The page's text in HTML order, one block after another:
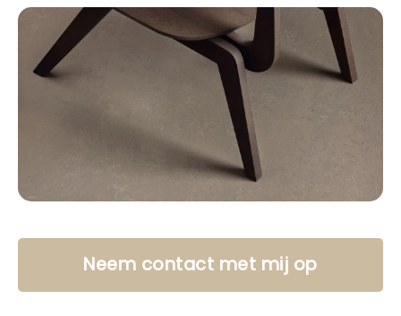
Neem contact met mij op